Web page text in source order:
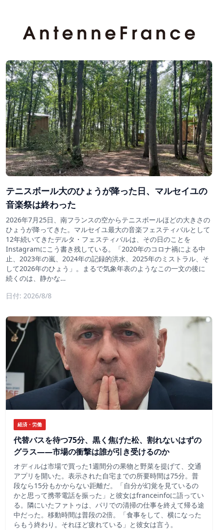
テニスボール大のひょうが降った日、マルセイユの
音楽祭は終わった
2026年7月25日、南フランスの空からテニスボールほどの大きさの
ひょうが降ってきた。マルセイユ最大の音楽フェスティバルとして
12年続いてきたデルタ・フェスティバルは、その日のことを
Instagramにこう書き残している。「2020年のコロナ禍による中
止、2023年の嵐、2024年の記録的洪水、2025年のミストラル、そ
して2026年のひょう」。まるで気象年表のようなこの一文の後に
続くのは、静かな…
日付: 2026/8/8
経済・労働
代替バスを待つ75分、黒く焦げた松、割れないはずの
グラス——市場の衝撃は誰が引き受けるのか
オディルは市場で買った1週間分の果物と野菜を提げて、交通
アプリを開いた。表示された自宅までの所要時間は75分。普
段なら15分もかからない距離だ。「自分が幻覚を見ているの
かと思って携帯電話を振った」と彼女はfranceinfoに語ってい
る。隣にいたファトゥは、パリでの清掃の仕事を終えて帰る途
中だった。移動時間は普段の2倍。「食事をして、横になった
らもう終わり。それほど疲れている」と彼女は言う。